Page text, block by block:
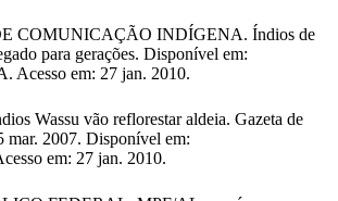
COMUNICAÇÃO INDÍGENA. Índios de
para gerações. Disponível em:
Acesso em: 27 jan. 2010.
Wassu vão reflorestar aldeia. Gazeta de
mar. 2007. Disponível em:
em: 27 jan. 2010.